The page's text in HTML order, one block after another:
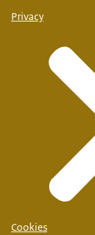
Privacy
Cookies